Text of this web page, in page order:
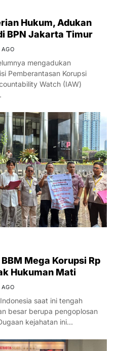
Hukum, Adukan
BPN Jakarta Timur
mengadukan
Pemberantasan Korupsi
Watch (IAW)
Mega Korupsi Rp
Hukuman Mati
saat ini tengah
besar berupa pengoplosan
kejahatan ini…